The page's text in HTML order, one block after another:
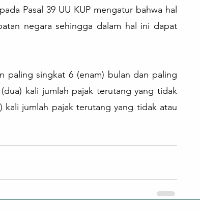
Pasal 39 UU KUP mengatur bahwa hal
negara sehingga dalam hal ini dapat
paling singkat 6 (enam) bulan dan paling
kali jumlah pajak terutang yang tidak
jumlah pajak terutang yang tidak atau